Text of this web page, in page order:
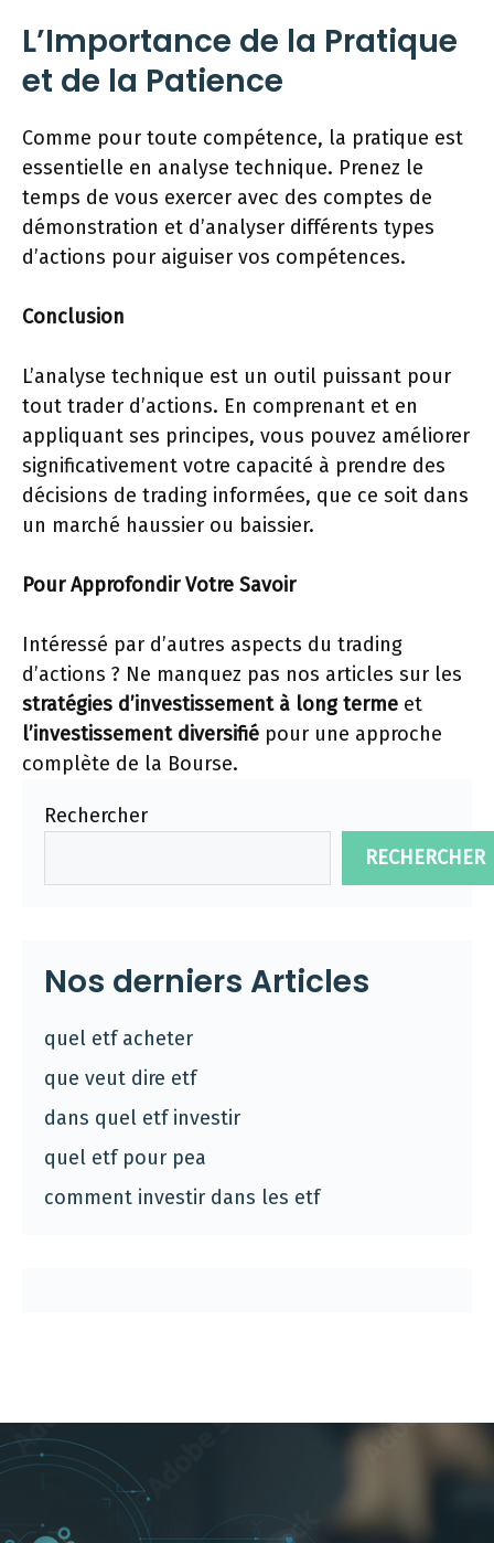
L’Importance de la Pratique
et de la Patience
Comme pour toute compétence, la pratique est
essentielle en analyse technique. Prenez le
temps de vous exercer avec des comptes de
démonstration et d’analyser différents types
d’actions pour aiguiser vos compétences.
Conclusion
L’analyse technique est un outil puissant pour
tout trader d’actions. En comprenant et en
appliquant ses principes, vous pouvez améliorer
significativement votre capacité à prendre des
décisions de trading informées, que ce soit dans
un marché haussier ou baissier.
Pour Approfondir Votre Savoir
Intéressé par d’autres aspects du trading
d’actions ? Ne manquez pas nos articles sur les
stratégies d’investissement à long terme et
l’investissement diversifié pour une approche
complète de la Bourse.
Rechercher
RECHERCHER
Nos derniers Articles
quel etf acheter
que veut dire etf
dans quel etf investir
quel etf pour pea
comment investir dans les etf